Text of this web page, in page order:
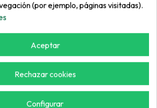
Enviar
DE PRECIOS
(por ejemplo, páginas visitadas).
Aceptar
Rechazar cookies
Configurar